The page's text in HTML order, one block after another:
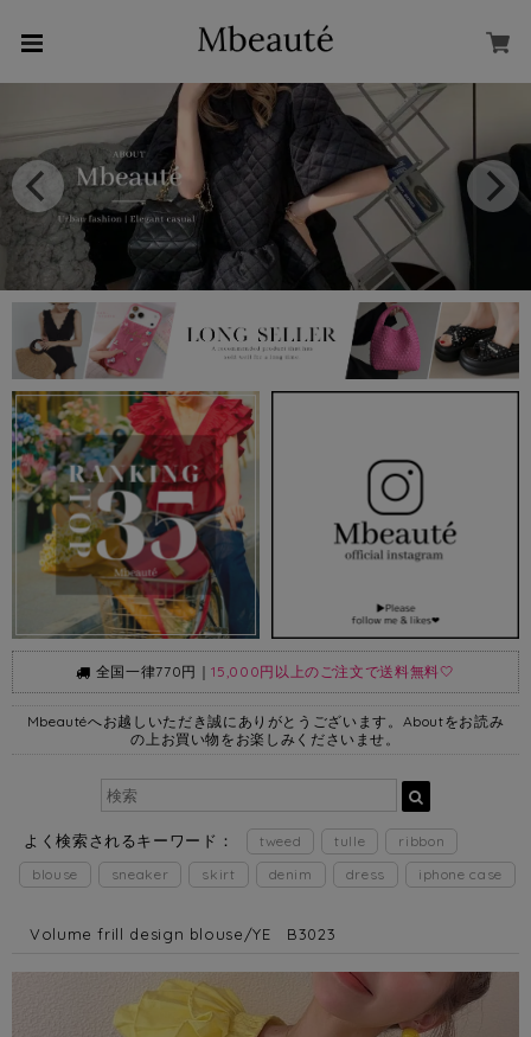
全国一律770円｜15,000円以上のご注文で送料無料🤍
Mbeautéへお越しいただき誠にありがとうございます。Aboutをお読み
の上お買い物をお楽しみくださいませ。
よく検索されるキーワード： tweed tulle
ribbon
blouse
sneaker skirt denim dress iphone case
Volume frill design blouse/YE B3023